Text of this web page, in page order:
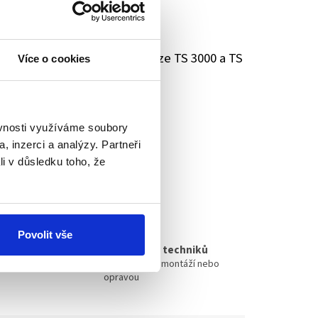
Více o cookies
využíváme soubory
inzerci a analýzy. Partneři
v důsledku toho, že
Povolit vše
lištuk samozavíračům Geze TS 3000 a TS
Vlastní tým techniků
Pomůžeme s montáží nebo
opravou